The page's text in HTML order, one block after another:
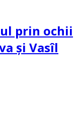
prin ochii
și Vasîl